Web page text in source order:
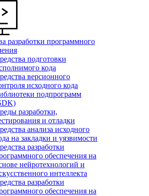
разработки программного
подготовки
кода
версионного
исходного кода
подпрограмм
разработки,
и отладки
анализа исходного
на закладки и уязвимости
разработки
обеспечения на
нейротехнологий и
интеллекта
разработки
обеспечения на